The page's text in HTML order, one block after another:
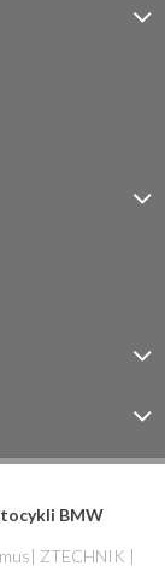




BMW
| ZTECHNIK |